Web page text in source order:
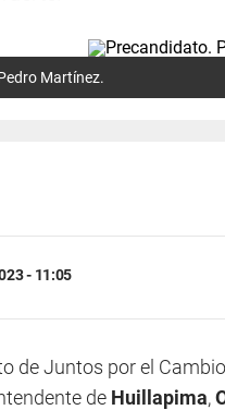
Martínez.
- 11:05
de Juntos por el Cambio
de Huillapima,